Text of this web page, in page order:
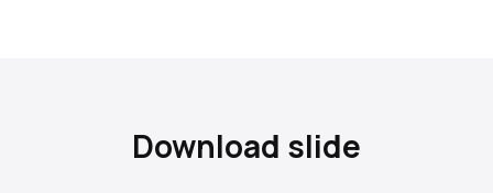
Download slide